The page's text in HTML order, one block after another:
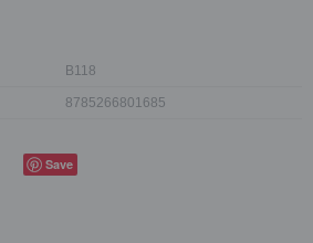
B118
8785266801685
Save